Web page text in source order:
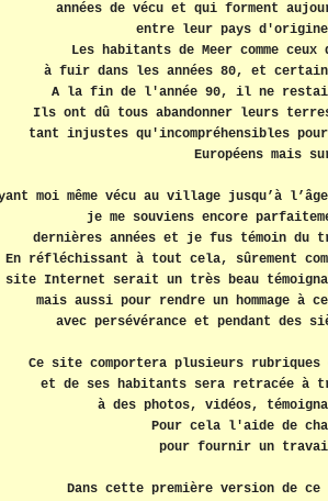
années de vécu et qui forment
entre leur pays
Les habitants de Meer comme
à fuir dans les années 80, et
A la fin de l'année 90, il ne restait
Ils ont dû tous abandonner leurs
tant injustes qu'incompréhensibles
Européens mais
moi même vécu au village jusqu’à
je me souviens encore
dernières années et je fus témoin
En réfléchissant à tout cela, sûrement
site Internet serait un très beau
mais aussi pour rendre un hommage
avec persévérance et pendant des
Ce site comportera plusieurs
et de ses habitants sera retracée à
à des photos, vidéos,
Pour cela l'aide de
pour fournir un
Dans cette première version de